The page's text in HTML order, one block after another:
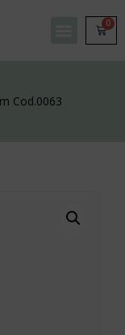
0
Cod.0063